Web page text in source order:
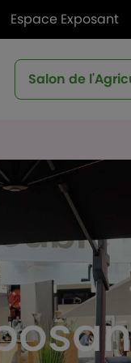
Espace Exposant
Salon de